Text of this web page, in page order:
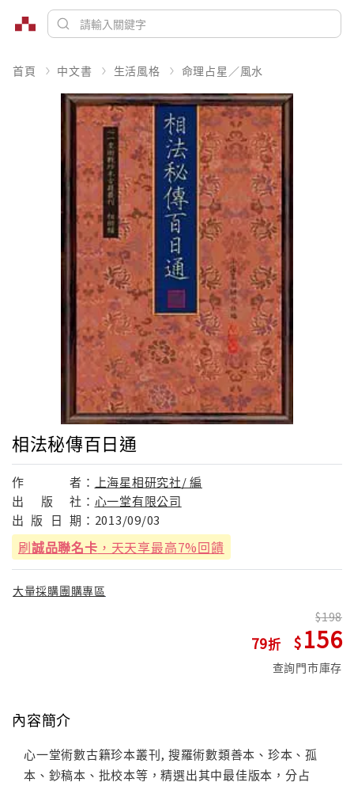
首頁 中文書 生活風格 命理占星／風水
相法秘傳百日通
作 者：
上海星相研究社/ 編
出
版 社： 心一堂有限公司
出 版 日 期： 2013/09/03
刷誠品聯名卡 ，天天享最高7%回饋
大量採購團購專區
79
198
156
查詢門市庫存
內容簡介
心一堂術數古籍珍本叢刊, 搜羅術數類善本、珍本、孤
本、鈔稿本、批校本等，精選出其中最佳版本，分占